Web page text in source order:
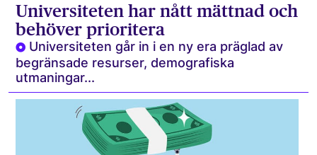
Universiteten har nått mättnad och
behöver prioritera
Universiteten går in i en ny era präglad av
begränsade resurser, demografiska
utmaningar...